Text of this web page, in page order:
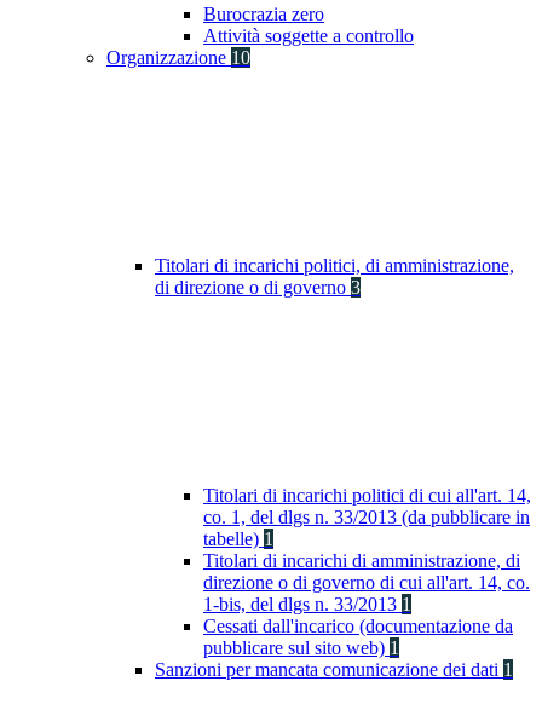
Burocrazia zero
Attività soggette a controllo
Organizzazione 10
Titolari di incarichi politici, di amministrazione,
di direzione o di governo 3
Titolari di incarichi politici di cui all'art. 14,
co. 1, del dlgs n. 33/2013 (da pubblicare in
tabelle) 1
Titolari di incarichi di amministrazione, di
direzione o di governo di cui all'art. 14, co.
1-bis, del dlgs n. 33/2013 1
Cessati dall'incarico (documentazione da
pubblicare sul sito web) 1
Sanzioni per mancata comunicazione dei dati 1